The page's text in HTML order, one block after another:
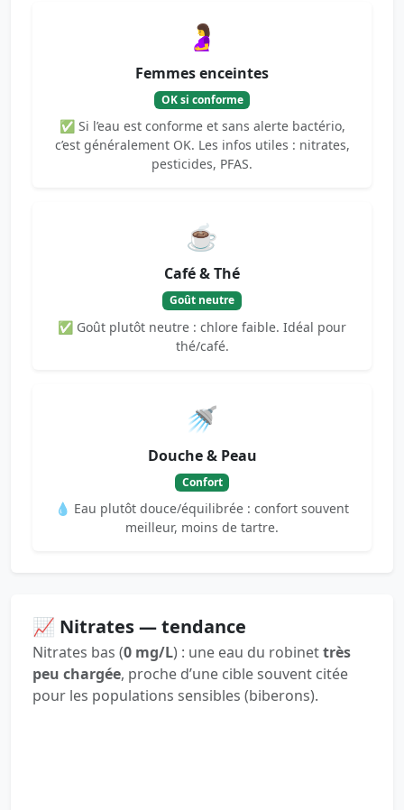
🤰
Femmes enceintes
OK si conforme
✅ Si l’eau est conforme et sans alerte bactério,
c’est généralement OK. Les infos utiles : nitrates,
pesticides, PFAS.
☕
Café & Thé
Goût neutre
✅ Goût plutôt neutre : chlore faible. Idéal pour
thé/café.
🚿
Douche & Peau
Confort
💧 Eau plutôt douce/équilibrée : confort souvent
meilleur, moins de tartre.
📈 Nitrates — tendance
Nitrates bas (0 mg/L) : une eau du robinettrès
peu chargée, proche d’une cible souvent citée
pour les populations sensibles (biberons).